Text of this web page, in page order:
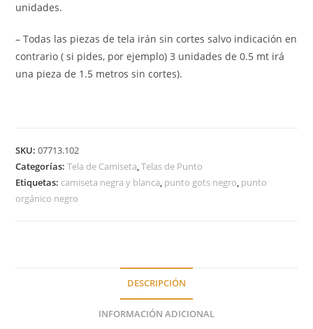
unidades.
– Todas las piezas de tela irán sin cortes salvo indicación en
contrario ( si pides, por ejemplo) 3 unidades de 0.5 mt irá
una pieza de 1.5 metros sin cortes).
SKU:07713.102
Categorías:Tela de Camiseta,Telas de Punto
Etiquetas: camiseta negra y blanca, punto gots negro, punto
orgánico negro
DESCRIPCIÓN
INFORMACIÓN ADICIONAL